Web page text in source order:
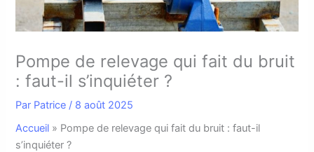
Pompe de relevage qui fait du bruit
: faut-il s’inquiéter ?
Par Patrice / 8 août 2025
Accueil » Pompe de relevage qui fait du bruit : faut-il
s’inquiéter ?